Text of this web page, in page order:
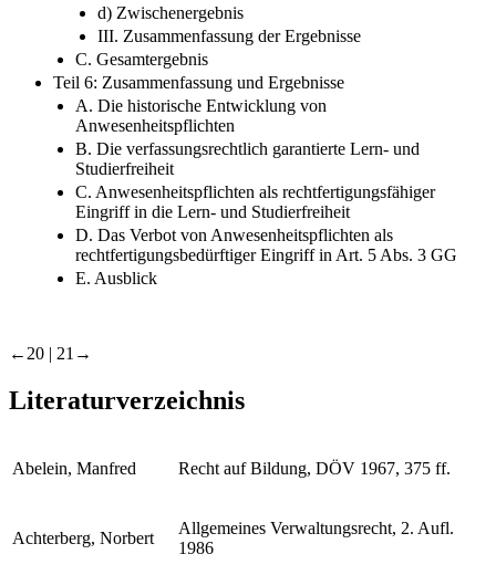
d) Zwischenergebnis
III. Zusammenfassung der Ergebnisse
C. Gesamtergebnis
Teil 6: Zusammenfassung und Ergebnisse
A. Die historische Entwicklung von
Anwesenheitspflichten
B. Die verfassungsrechtlich garantierte Lern- und
Studierfreiheit
C. Anwesenheitspflichten als rechtfertigungsfähiger
Eingriff in die Lern- und Studierfreiheit
D. Das Verbot von Anwesenheitspflichten als
rechtfertigungsbedürftiger Eingriff in Art. 5 Abs. 3 GG
E. Ausblick
←20 | 21→
Literaturverzeichnis
Abelein, Manfred Recht auf Bildung, DÖV 1967, 375 ff.
Achterberg, Norbert
Allgemeines Verwaltungsrecht, 2. Aufl.
1986